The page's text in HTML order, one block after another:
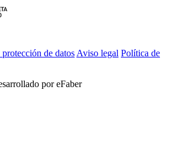
de datos Aviso legal Política de
por eFaber